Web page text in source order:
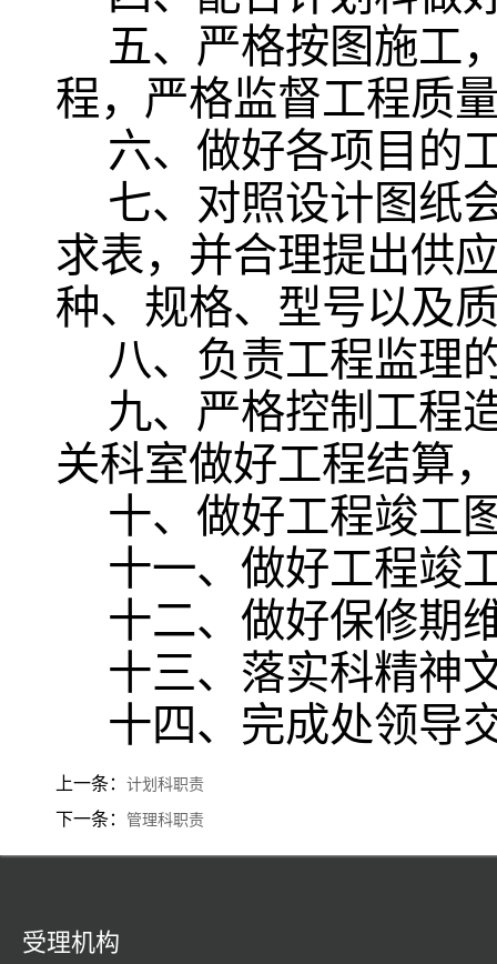
五、严格按图施工
程，严格监督工程质
六、做好各项目的
七、对照设计图纸
求表，并合理提出供
种、规格、型号以及
八、负责工程监理
九、严格控制工程
关科室做好工程结算
十、做好工程竣工
十一、做好工程竣
十二、做好保修期
十三、落实科精神
十四、完成处领导
上一条： 计划科职责
下一条： 管理科职责
受理机构